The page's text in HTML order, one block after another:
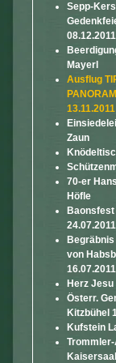
Sepp-
08.12.2011
Mayerl
Ausflug
13.11.2011
Zaun
70-er
Höfle
24.07.2011
von
16.07.2011
Herz Jesu
Österr.
Kitzbühel
Kufstein